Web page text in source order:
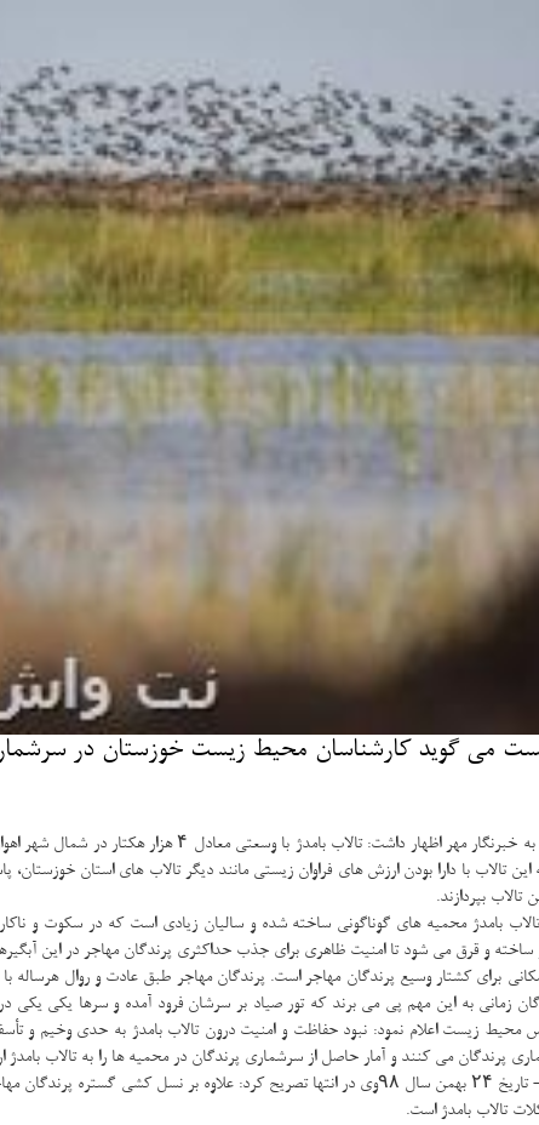
گوید كارشناسان محیط زیست خوزستان در سرشماری
رضا نیك فلك كارشناس و فعال محیط زیست در
این تالاب با دارا بودن ارزش های فراوان زیستی مانند دیگر تالاب های استان
بپردازند.
بامدژ محمیه های گوناگونی ساخته شده و سالیان زیادی است كه در سكوت و
و قرق می شود تا امنیت ظاهری برای جذب حداكثری پرندگان مهاجر در این
برای كشتار وسیع پرندگان مهاجر است. پرندگان مهاجر طبق عادت و روال هرساله
زمانی به این مهم پی می برند كه تور صیاد بر سرشان فرود آمده و سرها یكی
محیط زیست اعلام نمود: نبود حفاظت و امنیت درون تالاب بامدژ به حدی وخیم و
پرندگان می كنند و آمار حاصل از سرشماری پرندگان در محمیه ها را به تالاب
اندازی شده اند. تصویر هوایی از محمیه های تالاب بامدژ - تاریخ ۲۴ بهمن سال ۹۸وی در
تالاب بامدژ است.